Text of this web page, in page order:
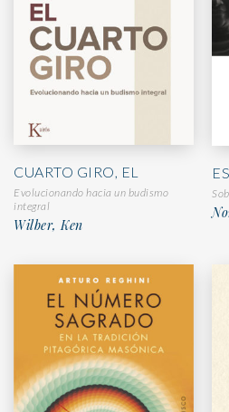
CUARTO GIRO, EL
Evolucionando hacia un budismo
integral
Wilber, Ken